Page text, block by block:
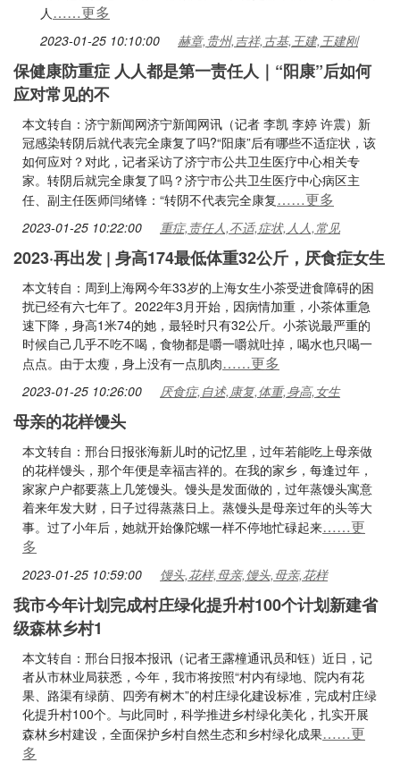
人……更多
2023-01-25 10:10:00 赫章,贵州,吉祥,古基,王建,王建刚
保健康防重症 人人都是第一责任人｜“阳康”后如何
应对常见的不
本文转自：济宁新闻网济宁新闻网讯（记者 李凯 李婷 许震）新
冠感染转阴后就代表完全康复了吗?“阳康”后有哪些不适症状，该
如何应对？对此，记者采访了济宁市公共卫生医疗中心相关专
家。转阴后就完全康复了吗？济宁市公共卫生医疗中心病区主
任、副主任医师闫绪锋：“转阴不代表完全康复……更多
2023-01-25 10:22:00 重症,责任人,不适,症状,人人,常见
2023·再出发 | 身高174最低体重32公斤，厌食症女生
本文转自：周到上海网今年33岁的上海女生小茶受进食障碍的困
扰已经有六七年了。2022年3月开始，因病情加重，小茶体重急
速下降，身高1米74的她，最轻时只有32公斤。小茶说最严重的
时候自己几乎不吃不喝，食物都是嚼一嚼就吐掉，喝水也只喝一
点点。由于太瘦，身上没有一点肌肉……更多
2023-01-25 10:26:00 厌食症,自述,康复,体重,身高,女生
母亲的花样馒头
本文转自：邢台日报张海新儿时的记忆里，过年若能吃上母亲做
的花样馒头，那个年便是幸福吉祥的。在我的家乡，每逢过年，
家家户户都要蒸上几笼馒头。馒头是发面做的，过年蒸馒头寓意
着来年发大财，日子过得蒸蒸日上。蒸馒头是母亲过年的头等大
事。过了小年后，她就开始像陀螺一样不停地忙碌起来……更
多
2023-01-25 10:59:00 馒头,花样,母亲,馒头,母亲,花样
我市今年计划完成村庄绿化提升村100个计划新建省
级森林乡村1
本文转自：邢台日报本报讯（记者王露橦通讯员和钰）近日，记
者从市林业局获悉，今年，我市将按照“村内有绿地、院内有花
果、路渠有绿荫、四旁有树木”的村庄绿化建设标准，完成村庄绿
化提升村100个。与此同时，科学推进乡村绿化美化，扎实开展
森林乡村建设，全面保护乡村自然生态和乡村绿化成果……更
多